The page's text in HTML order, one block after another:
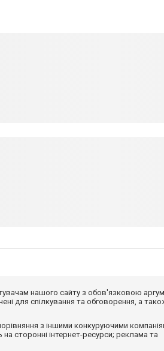
нашого сайту з обов'язковою
для спілкування та обговорення, а
з іншими конкуруючими
на сторонні інтернет-ресурси; реклама та